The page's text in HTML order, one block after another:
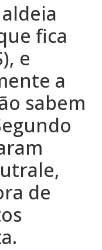
fica
e
a
sabem
de